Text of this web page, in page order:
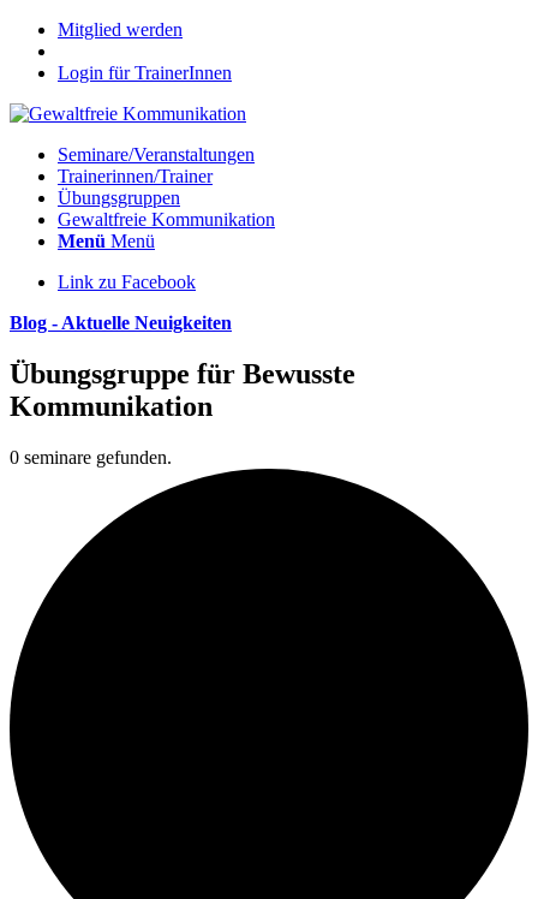
Mitglied werden
Login für TrainerInnen
Seminare/Veranstaltungen
Trainerinnen/Trainer
Übungsgruppen
Gewaltfreie Kommunikation
Menü Menü
Link zu Facebook
Blog - Aktuelle Neuigkeiten
Übungsgruppe für Bewusste
Kommunikation
0 seminare gefunden.